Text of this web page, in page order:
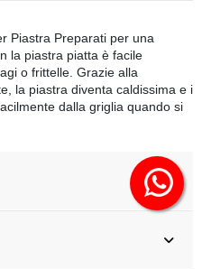
Piastra Preparati per una
la piastra piatta è facile
o frittelle. Grazie alla
la piastra diventa caldissima e i
dalla griglia quando si